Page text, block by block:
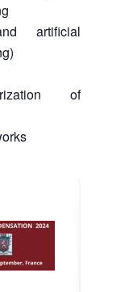
artificial
of